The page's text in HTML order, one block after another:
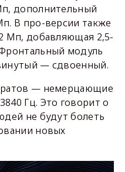
дополнительный
В про-версии также
Мп, добавляющая 2,5-
модуль
— сдвоенный.
— немерцающие
Гц. Это говорит о
не будут болеть
новых